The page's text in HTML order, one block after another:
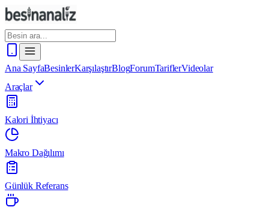
Ana SayfaBesinlerKarşılaştırBlogForumTariflerVideolar
Araçlar
Kalori İhtiyacı
Makro Dağılımı
Günlük Referans